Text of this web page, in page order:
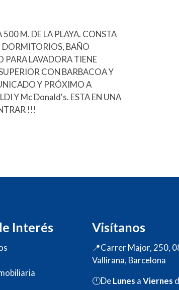
500 M. DE LA PLAYA. CONSTA
DORMITORIOS, BAÑO
PARA LAVADORA TIENE
CON BARBACOA Y
Y PRÓXIMO A
Y Mc Donald's. ESTA EN UNA
!!!
Interés Visítanos
📍Carrer Major, 250,
Vallirana, Barcelona
🕛DeLunes aViernes